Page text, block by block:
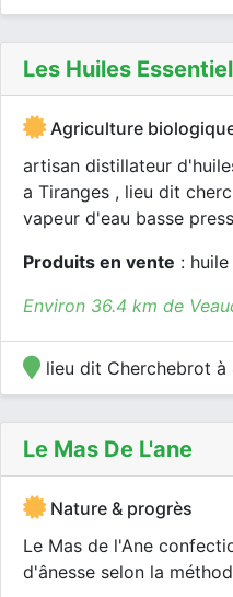
Les Huiles
Agriculture
artisan distillateur
a Tiranges , lieu dit
vapeur d'eau basse
Produits en vente : huile
Environ 36.4 km de
lieu dit Cherchebrot
Le Mas De L'ane
Nature & progrès
Le Mas de l'Ane
d'ânesse selon la